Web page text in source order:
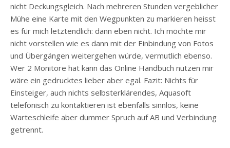
nicht Deckungsgleich. Nach mehreren Stunden vergeblicher
Mühe eine Karte mit den Wegpunkten zu markieren heisst
es für mich letztendlich: dann eben nicht. Ich möchte mir
nicht vorstellen wie es dann mit der Einbindung von Fotos
und Übergängen weitergehen würde, vermutlich ebenso.
Wer 2 Monitore hat kann das Online Handbuch nutzen mir
wäre ein gedrucktes lieber aber egal. Fazit: Nichts für
Einsteiger, auch nichts selbsterklärendes, Aquasoft
telefonisch zu kontaktieren ist ebenfalls sinnlos, keine
Warteschleife aber dummer Spruch auf AB und Verbindung
getrennt.